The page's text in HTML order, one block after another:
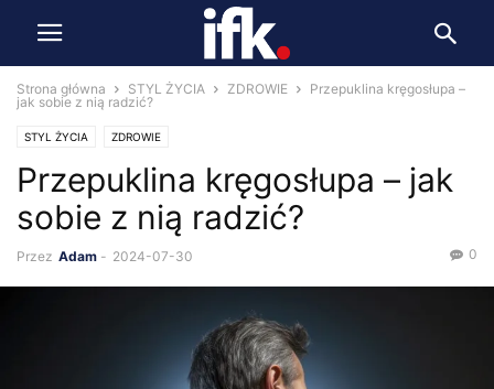
Strona główna STYL ŻYCIA ZDROWIE
Przepuklina kręgosłupa –
jak sobie z nią radzić?
STYL ŻYCIA ZDROWIE
Przepuklina kręgosłupa – jak
sobie z nią radzić?
Przez Adam - 2024-07-30 0